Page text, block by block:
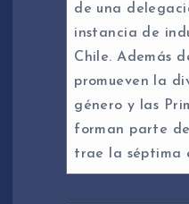
de una
instancia de
Chile. Además
promueven la
género y las
forman parte
trae la séptima